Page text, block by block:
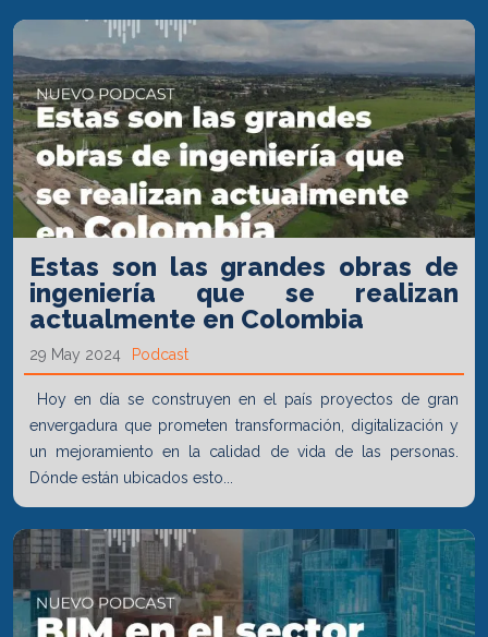
Estas son las grandes obras de
ingeniería que se realizan
actualmente en Colombia
29 May 2024 Podcast
Hoy en día se construyen en el país proyectos de gran
envergadura que prometen transformación, digitalización y
un mejoramiento en la calidad de vida de las personas.
Dónde están ubicados esto...